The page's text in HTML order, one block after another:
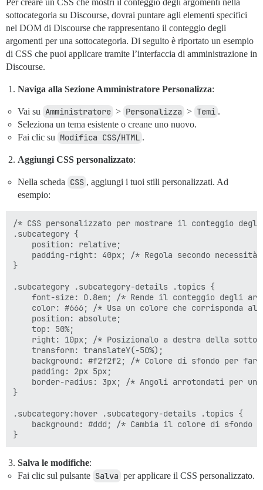
sottocategoria su Discourse, dovrai puntare agli elementi specifici
nel DOM di Discourse che rappresentano il conteggio degli
argomenti per una sottocategoria. Di seguito è riportato un esempio
di CSS che puoi applicare tramite l’interfaccia di amministrazione in
Discourse.
Naviga alla Sezione Amministratore Personalizza:
Vai su Amministratore > Personalizza > Temi .
Seleziona un tema esistente o creane uno nuovo.
Fai clic su Modifica CSS/HTML .
Aggiungi CSS personalizzato:
Nella scheda CSS , aggiungi i tuoi stili personalizzati. Ad
esempio:
/* CSS personalizzato per mostrare il conteggio
.subcategory {
    position: relative;
padding-right: 40px; /* Regola secondo necessità
}
.subcategory .subcategory-details .topics {
font-size: 0.8em; /* Rende il conteggio degli
color: #666; /* Usa un colore che corrisponda al
    position: absolute;
    top: 50%;
right: 10px; /* Posizionalo a destra della
    transform: translateY(-50%);
background: #f2f2f2; /* Colore di sfondo per
    padding: 2px 5px;
border-radius: 3px; /* Angoli arrotondati per un
}
.subcategory:hover .subcategory-details .topics {
background: #ddd; /* Cambia il colore di sfondo
Salva le modifiche:
Fai clic sul pulsante Salva per applicare il CSS personalizzato.